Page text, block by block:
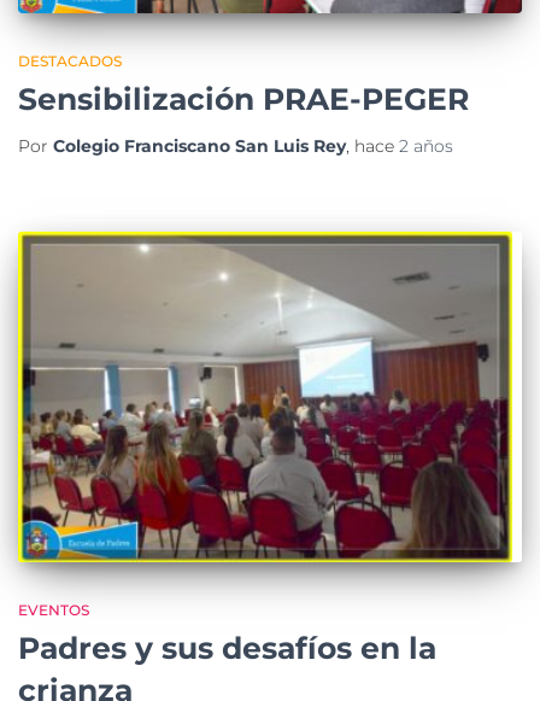
DESTACADOS
Sensibilización PRAE-PEGER
Por Colegio Franciscano San Luis Rey, hace 2 años
EVENTOS
Padres y sus desafíos en la